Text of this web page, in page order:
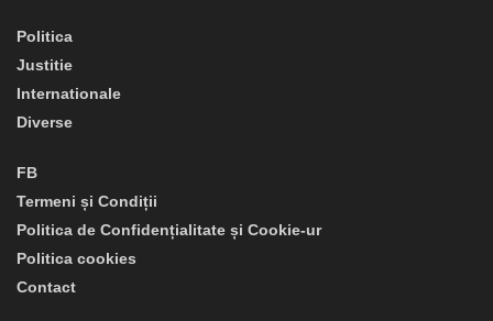
Politica
Justitie
Internationale
Diverse
FB
Termeni și Condiții
Politica de Confidențialitate și Cookie-ur
Politica cookies
Contact